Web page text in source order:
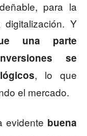
para la
Y
una parte
se
, lo que
el mercado.
evidente buena